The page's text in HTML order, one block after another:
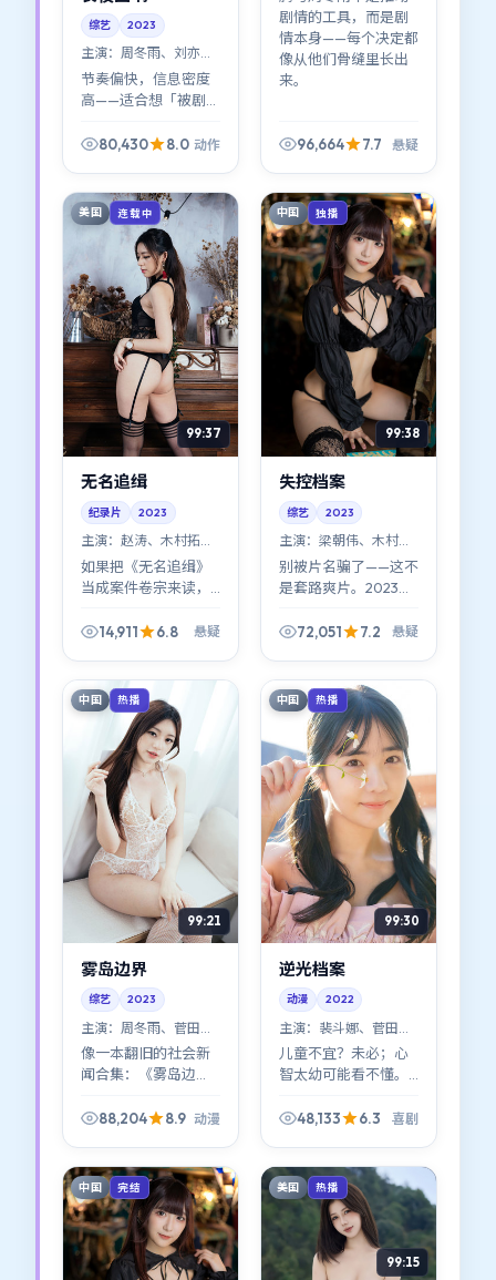
综艺 2023
主演： 周冬雨、刘亦菲
等
节奏偏快，信息密度
高——适合想「被剧情
《长夜回响》几乎没
秒。
80,430 8.0 动作
剧情的工具，而是剧
情本身——每个决定都
像从他们骨缝里长出
来。
96,664 7.7 悬疑
美国 连载中
99:37
无名追缉
纪录片 2023
主演： 赵涛、木村拓哉
等
如果把《无名追缉》
当成案件卷宗来读，
带体温。2023年美国
的温度」。
14,911 6.8 悬疑
中国 独播
99:38
失控档案
综艺 2023
主演： 梁朝伟、木村拓
哉 等
别被片名骗了——这不
是套路爽片。2023年
疑做壳，讲的是普通
拓哉的对手戏很耐
看）。
72,051 7.2 悬疑
中国 热播
99:21
雾岛边界
综艺 2023
主演： 周冬雨、菅田将
晖 等
像一本翻旧的社会新
闻合集：《雾岛边
诞感压缩进虚构情节
外会心一笑（或苦
笑）。
88,204 8.9 动漫
中国 热播
99:30
逆光档案
动漫 2022
主演： 裴斗娜、菅田将
晖 等
儿童不宜？未必；心
智太幼可能看不懂。
世界的规则讲得很直
48,133 6.3 喜剧
中国 完结 美国 热播
99:15